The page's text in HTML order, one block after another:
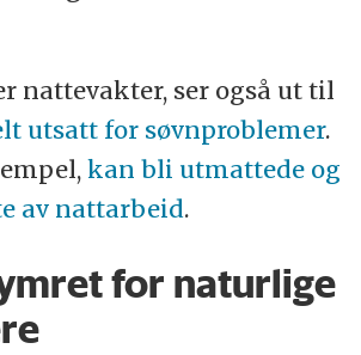
nattevakter, ser også ut til
utsatt for søvnproblemer.
kan bli utmattede og
av nattarbeid.
for naturlige